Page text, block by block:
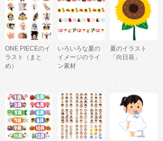
ONE PIECEのイ
ラスト（まと
め）
いろいろな夏の
イメージのライ
ン素材
夏のイラスト
「向日葵」